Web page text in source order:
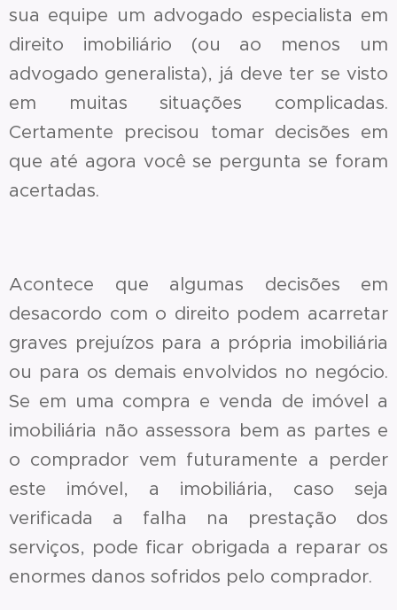
sua equipe um advogado especialista em
direito imobiliário (ou ao menos um
advogado generalista), já deve ter se visto
em muitas situações complicadas.
Certamente precisou tomar decisões em
que até agora você se pergunta se foram
acertadas.
Acontece que algumas decisões em
desacordo com o direito podem acarretar
graves prejuízos para a própria imobiliária
ou para os demais envolvidos no negócio.
Se em uma compra e venda de imóvel a
imobiliária não assessora bem as partes e
o comprador vem futuramente a perder
este imóvel, a imobiliária, caso seja
verificada a falha na prestação dos
serviços, pode ficar obrigada a reparar os
enormes danos sofridos pelo comprador.